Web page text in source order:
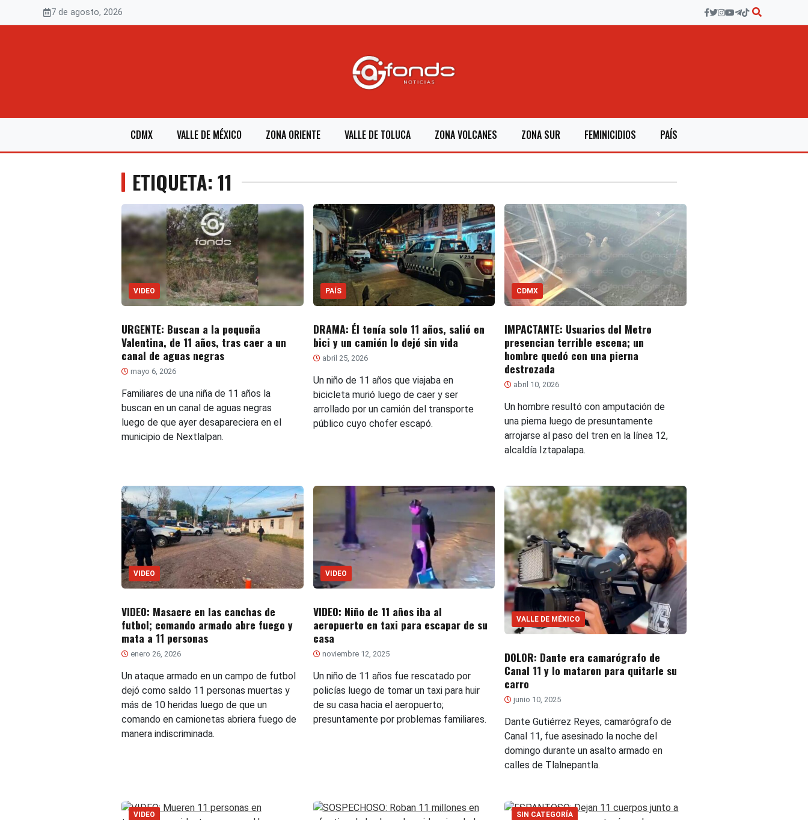
7 de agosto, 2026
CDMX VALLE DE MÉXICO ZONA ORIENTE VALLE DE TOLUCA ZONA VOLCANES ZONA SUR FEMINICIDIOS PAÍS
ETIQUETA: 11
VIDEO
URGENTE: Buscan a la pequeña
Valentina, de 11 años, tras caer a un
canal de aguas negras
mayo 6, 2026
Familiares de una niña de 11 años la
buscan en un canal de aguas negras
luego de que ayer desapareciera en el
municipio de Nextlalpan.
PAÍS
DRAMA: Él tenía solo 11 años, salió en
bici y un camión lo dejó sin vida
abril 25, 2026
Un niño de 11 años que viajaba en
bicicleta murió luego de caer y ser
arrollado por un camión del transporte
público cuyo chofer escapó.
CDMX
IMPACTANTE: Usuarios del Metro
presencian terrible escena; un
hombre quedó con una pierna
destrozada
abril 10, 2026
Un hombre resultó con amputación de
una pierna luego de presuntamente
arrojarse al paso del tren en la línea 12,
alcaldía Iztapalapa.
VIDEO
VIDEO: Masacre en las canchas de
futbol; comando armado abre fuego y
mata a 11 personas
enero 26, 2026
Un ataque armado en un campo de futbol
dejó como saldo 11 personas muertas y
más de 10 heridas luego de que un
comando en camionetas abriera fuego de
manera indiscriminada.
VIDEO
VIDEO: Niño de 11 años iba al
aeropuerto en taxi para escapar de su
casa
noviembre 12, 2025
Un niño de 11 años fue rescatado por
policías luego de tomar un taxi para huir
de su casa hacia el aeropuerto;
presuntamente por problemas familiares.
VALLE DE MÉXICO
DOLOR: Dante era camarógrafo de
Canal 11 y lo mataron para quitarle su
carro
junio 10, 2025
Dante Gutiérrez Reyes, camarógrafo de
Canal 11, fue asesinado la noche del
domingo durante un asalto armado en
calles de Tlalnepantla.
VIDEO SIN CATEGORÍA